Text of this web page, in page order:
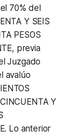
70% del
Y SEIS
PESOS
previa
Juzgado
avalúo
Y
Lo anterior